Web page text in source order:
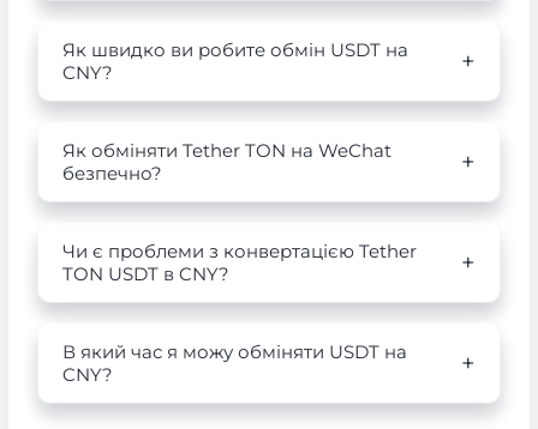
Як швидко ви робите обмін USDT на
CNY?
Як обміняти Tether TON на WeChat
безпечно?
Чи є проблеми з конвертацією Tether
TON USDT в CNY?
В який час я можу обміняти USDT на
CNY?